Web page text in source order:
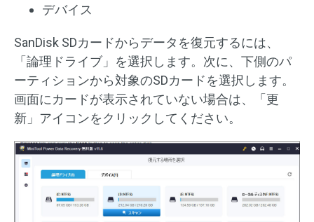
デバイス
SanDisk SDカードからデータを復元するには、
「論理ドライブ」を選択します。次に、下側のパ
ーティションから対象のSDカードを選択します。
画面にカードが表示されていない場合は、「更
新」アイコンをクリックしてください。